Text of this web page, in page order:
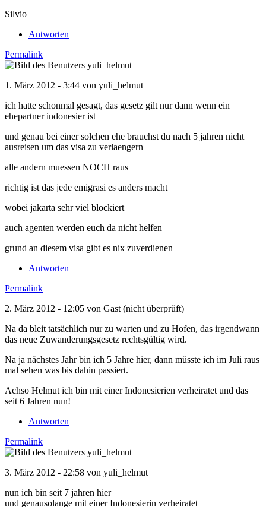
Silvio
Antworten
Permalink
1. März 2012 - 3:44 von yuli_helmut
ich hatte schonmal gesagt, das gesetz gilt nur dann wenn ein
ehepartner indonesier ist
und genau bei einer solchen ehe brauchst du nach 5 jahren nicht
ausreisen um das visa zu verlaengern
alle andern muessen NOCH raus
richtig ist das jede emigrasi es anders macht
wobei jakarta sehr viel blockiert
auch agenten werden euch da nicht helfen
grund an diesem visa gibt es nix zuverdienen
Antworten
Permalink
2. März 2012 - 12:05 von Gast (nicht überprüft)
Na da bleit tatsächlich nur zu warten und zu Hofen, das irgendwann
das neue Zuwanderungsgesetz rechtsgültig wird.
Na ja nächstes Jahr bin ich 5 Jahre hier, dann müsste ich im Juli raus
mal sehen was bis dahin passiert.
Achso Helmut ich bin mit einer Indonesierien verheiratet und das
seit 6 Jahren nun!
Antworten
Permalink
3. März 2012 - 22:58 von yuli_helmut
nun ich bin seit 7 jahren hier
und genausolange mit einer Indonesierin verheiratet